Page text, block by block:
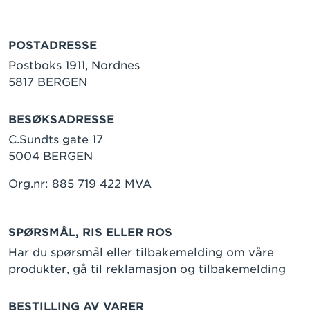
POSTADRESSE
Postboks 1911, Nordnes
5817 BERGEN
BESØKSADRESSE
C.Sundts gate 17
5004 BERGEN
Org.nr: 885 719 422 MVA
SPØRSMÅL, RIS ELLER ROS
Har du spørsmål eller tilbakemelding om våre
produkter, gå til reklamasjon og tilbakemelding
BESTILLING AV VARER